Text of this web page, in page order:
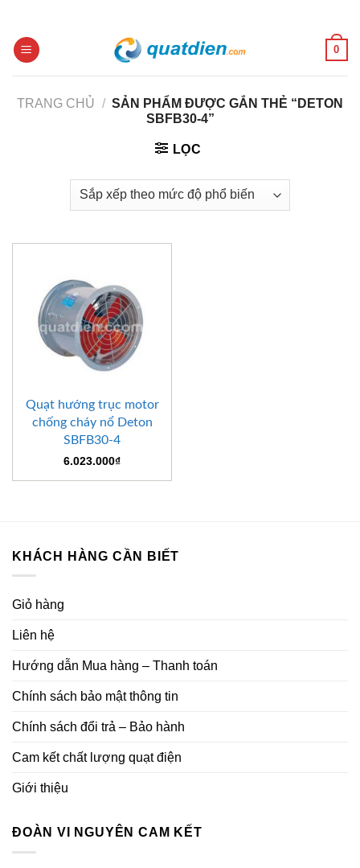
content
0
TRANG CHỦ / SẢN PHẨM ĐƯỢC GẮN THẺ “DETON
SBFB30-4”
LỌC
Quạt hướng trục motor
chống cháy nổ Deton
SBFB30-4
6.023.000₫
KHÁCH HÀNG CẦN BIẾT
Giỏ hàng
Liên hệ
Hướng dẫn Mua hàng – Thanh toán
Chính sách bảo mật thông tin
Chính sách đổi trả – Bảo hành
Cam kết chất lượng quạt điện
Giới thiệu
ĐOÀN VI NGUYÊN CAM KẾT